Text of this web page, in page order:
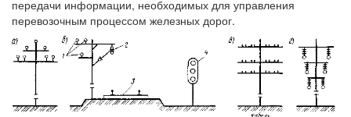
передачи информации, необходимых для управления
перевозочным процессом железных дорог.